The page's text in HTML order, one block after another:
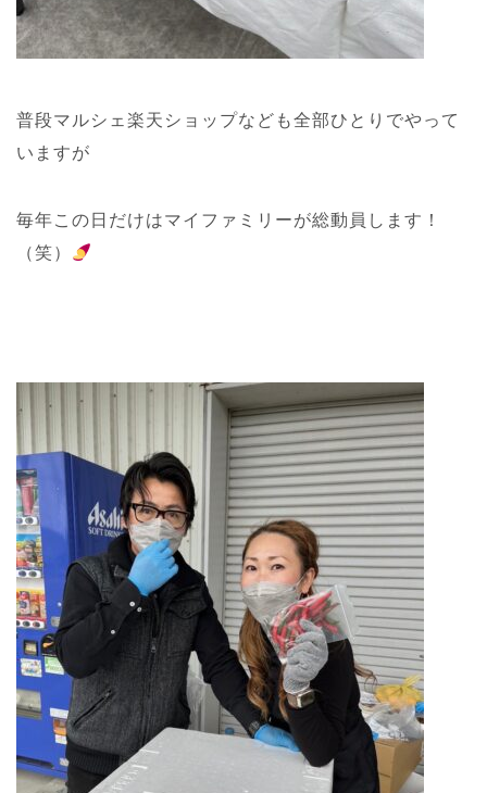
普段マルシェ楽天ショップなども全部ひとりでやって
いますが
毎年この日だけはマイファミリーが総動員します！
（笑）